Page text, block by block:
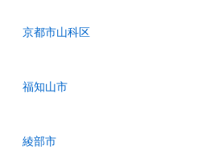
京都市山科区
福知山市
綾部市